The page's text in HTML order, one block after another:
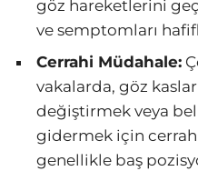
göz hareketlerini
ve semptomları
Cerrahi Müdahale:
vakalarda, göz
değiştirmek veya
gidermek için
genellikle baş